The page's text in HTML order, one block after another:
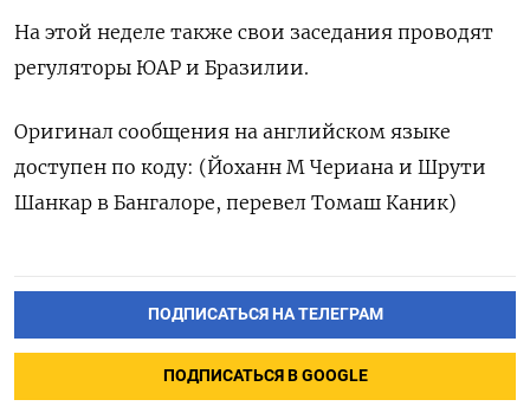
На этой неделе также свои заседания проводят
регуляторы ЮАР и Бразилии.
Оригинал сообщения на английском языке
доступен по коду: (Йоханн М Чериана и Шрути
Шанкар в Бангалоре, перевел Томаш Каник)
ПОДПИСАТЬСЯ НА ТЕЛЕГРАМ
ПОДПИСАТЬСЯ В GOOGLE